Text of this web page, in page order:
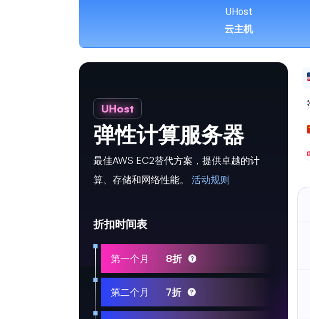
UHost
云主机
UHost
弹性计算服务器
最佳AWS EC2替代方案，提供卓越的计
算、存储和网络性能。
活动规则
折扣时间表
第一个月 8折
第二个月 7折